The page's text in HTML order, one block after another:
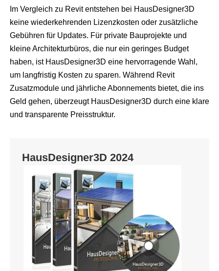
Im Vergleich zu Revit entstehen bei HausDesigner3D
keine wiederkehrenden Lizenzkosten oder zusätzliche
Gebühren für Updates. Für private Bauprojekte und
kleine Architekturbüros, die nur ein geringes Budget
haben, ist HausDesigner3D eine hervorragende Wahl,
um langfristig Kosten zu sparen. Während Revit
Zusatzmodule und jährliche Abonnements bietet, die ins
Geld gehen, überzeugt HausDesigner3D durch eine klare
und transparente Preisstruktur.
HausDesigner3D 2024